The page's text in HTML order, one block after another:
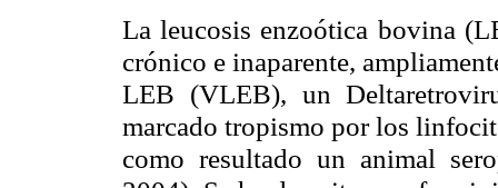
La leucosis enzoótica bovina
crónico e inaparente,
LEB (VLEB), un
marcado tropismo por los
como resultado un animal